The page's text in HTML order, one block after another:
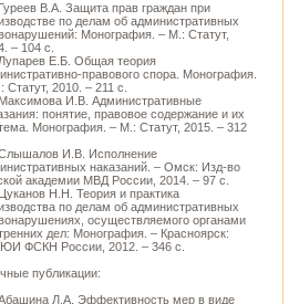
В.А. Защита прав граждан при
по делам об административных
Монография. – М.: Статут,
– 104 с.
Е.Б. Общая теория
правового спора. Монография.
Статут, 2010. – 211 с.
И.В. Административные
понятие, правовое содержание и их
Монография. – М.: Статут, 2015. – 312
И.В. Исполнение
наказаний. – Омск: Изд-во
академии МВД России, 2014. – 97 с.
Н.Н. Теория и практика
по делам об административных
осуществляемого органами
дел: Монография. – Красноярск:
ФСКН России, 2012. – 346 с.
публикации:
Л.А. Эффективность мер в виде